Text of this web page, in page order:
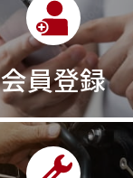
会員登録